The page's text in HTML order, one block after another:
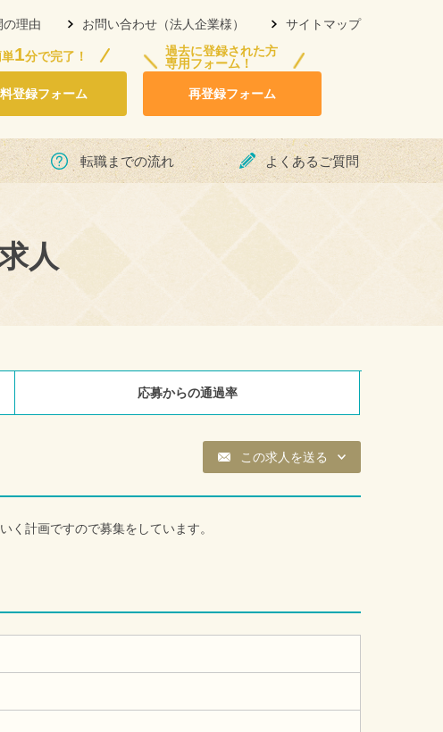
の理由 お問い合わせ（法人企業様） サイトマップ
1分で完了！
登録フォーム
過去に登録された方
専用フォーム！
再登録フォーム
転職までの流れ よくあるご質問
人
応募からの通過率
この求人を送る
く計画ですので募集をしています。